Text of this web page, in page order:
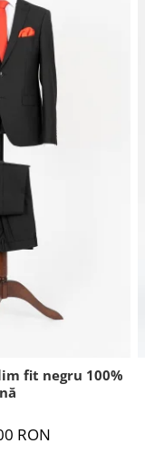
fit negru 100%
RON